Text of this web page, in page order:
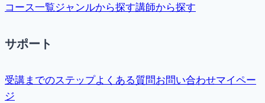
コース一覧ジャンルから探す講師から探す
サポート
受講までのステップよくある質問お問い合わせマイペー
ジ